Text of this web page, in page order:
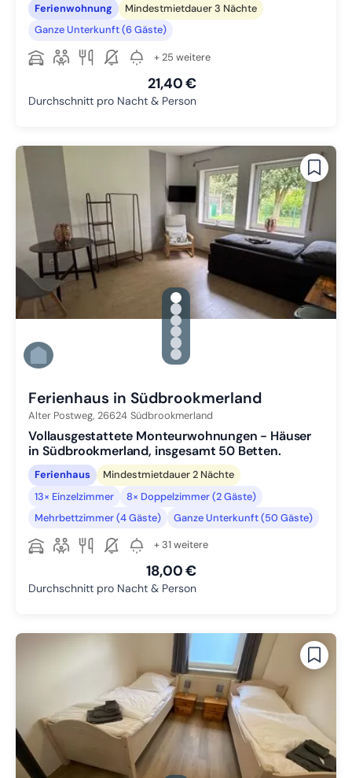
Ferienwohnung
Mindestmietdauer 3 Nächte
Ganze Unterkunft (6 Gäste)
+ 25 weitere
21,40 €
Durchschnitt pro Nacht & Person
gallery.slide_selector
Zu Slide 1 wechseln
Zu Slide 2 wechseln
Zu Slide 3 wechseln
Zu Slide 4 wechseln
Zu Slide 5 wechseln
Zu Slide 6 wechseln
Ferienhaus in Südbrookmerland
Alter Postweg, 26624 Südbrookmerland
Vollausgestattete Monteurwohnungen - Häuser
in Südbrookmerland, insgesamt 50 Betten.
Ferienhaus
Mindestmietdauer 2 Nächte
13× Einzelzimmer
8× Doppelzimmer (2 Gäste)
Mehrbettzimmer (4 Gäste)
Ganze Unterkunft (50 Gäste)
+ 31 weitere
18,00 €
Durchschnitt pro Nacht & Person